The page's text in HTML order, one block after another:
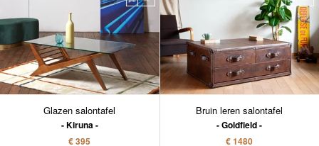
Glazen salontafel
Kiruna
€ 395
Bruin leren salontafel
Goldfield
€ 1480